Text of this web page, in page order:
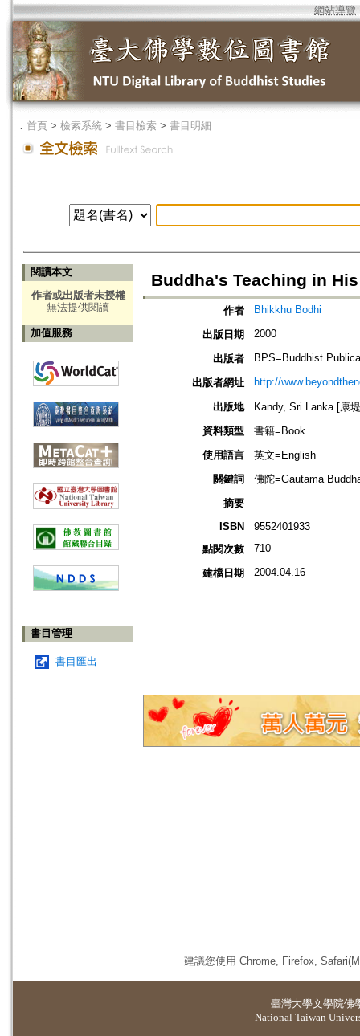
網站導覽
． 首頁 > 檢索系統 > 書目檢索 > 書目明細
閱讀本文
作者或出版者未授權
無法提供閱讀
加值服務
書目管理
書目匯出
Buddha's Teaching in
作者 Bhikkhu Bodhi
出版日期 2000
出版者 BPS=Buddhist
出版者網址 http://
出版地
Kandy, Sri Lanka [康
資料類型
書籍=Book
使用語言
英文=English
關鍵詞
佛陀=Gautama
摘要
ISBN
9552401933
點閱次數
710
建檔日期 2004.04.16
建議您使用 Chrome, Firefox,
臺灣大學文學院佛
National Taiwan